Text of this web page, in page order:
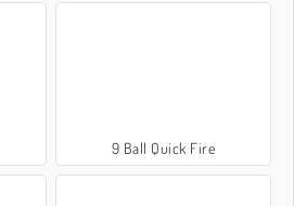
9 Ball Quick Fire